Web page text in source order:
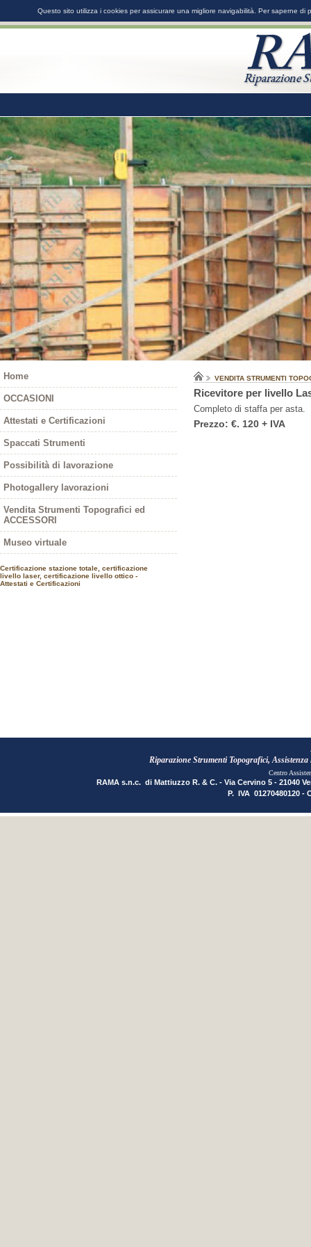
Questo sito utilizza i cookies per assicurare una migliore navigabilità. Per saperne di
VENDITA STRUMENTI
Ricevitore per livello
Completo di staffa per asta.
Prezzo: €. 120 + IVA
Home
OCCASIONI
Attestati e Certificazioni
Spaccati Strumenti
Possibilità di lavorazione
Photogallery lavorazioni
Vendita Strumenti Topografici ed
ACCESSORI
Museo virtuale
Certificazione stazione totale, certificazione
livello laser, certificazione livello ottico -
Attestati e Certificazioni
Riparazione Strumenti Topografici,
Centro
RAMA s.n.c. di Mattiuzzo R. & C. - Via Cervino 5 - 21040
P. IVA 01270480120 -